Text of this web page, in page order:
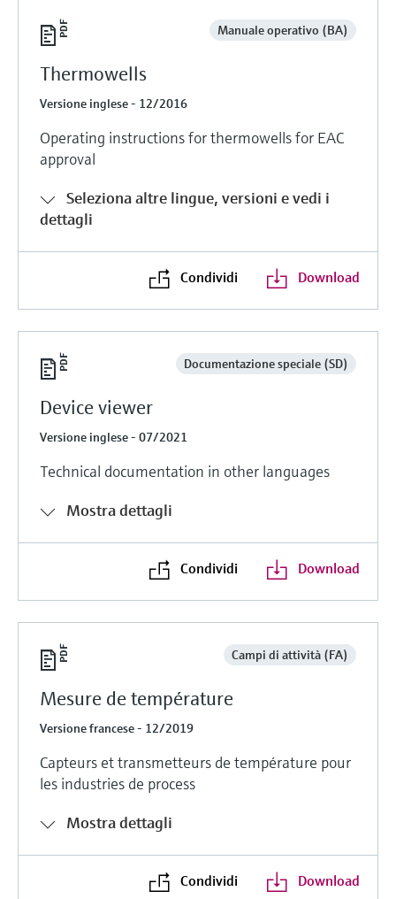
Manuale operativo (BA)
Thermowells
Versione inglese - 12/2016
Operating instructions for thermowells for EAC
approval
Seleziona altre lingue, versioni e vedi i
dettagli
Condividi Download
Documentazione speciale (SD)
Device viewer
Versione inglese - 07/2021
Technical documentation in other languages
Mostra dettagli
Condividi Download
Campi di attività (FA)
Mesure de température
Versione francese - 12/2019
Capteurs et transmetteurs de température pour
les industries de process
Mostra dettagli
Condividi Download